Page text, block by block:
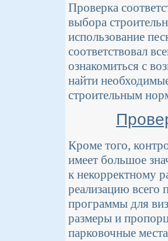
Проверка
выбора
использование
соответствовал
ознакомиться с
найти
строительным
Кроме того,
имеет большое
к некорректному
реализацию всего
программы для
размеры и
парковочные